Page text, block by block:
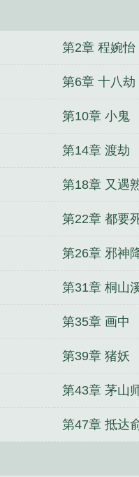
第2章 程婉怡
第6章 十八劫
第10章 小鬼
第14章 渡劫
第18章 又遇
第22章 都要
第26章 邪神
第31章 桐山
第35章 画中
第39章 猪妖
第43章 茅山
第47章 抵达